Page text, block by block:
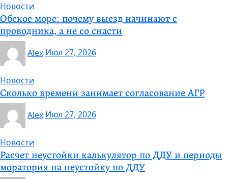
Новости
Обское море: почему выезд начинают с
проводника, а не со снасти
Alex Июл 27, 2026
Новости
Сколько времени занимает согласование АГР
Alex Июл 27, 2026
Новости
Расчет неустойки калькулятор по ДДУ и периоды
моратория на неустойку по ДДУ